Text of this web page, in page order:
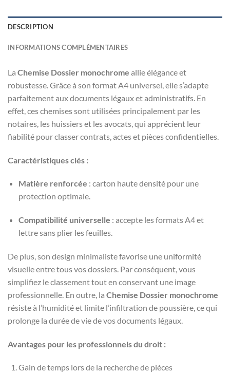
DESCRIPTION
INFORMATIONS COMPLÉMENTAIRES
La Chemise Dossier monochrome allie élégance et
robustesse. Grâce à son format A4 universel, elle s’adapte
parfaitement aux documents légaux et administratifs. En
effet, ces chemises sont utilisées principalement par les
notaires, les huissiers et les avocats, qui apprécient leur
fiabilité pour classer contrats, actes et pièces confidentielles.
Caractéristiques clés :
Matière renforcée : carton haute densité pour une
protection optimale.
Compatibilité universelle : accepte les formats A4 et
lettre sans plier les feuilles.
De plus, son design minimaliste favorise une uniformité
visuelle entre tous vos dossiers. Par conséquent, vous
simplifiez le classement tout en conservant une image
professionnelle. En outre, la Chemise Dossier monochrome
résiste à l’humidité et limite l’infiltration de poussière, ce qui
prolonge la durée de vie de vos documents légaux.
Avantages pour les professionnels du droit :
Gain de temps lors de la recherche de pièces